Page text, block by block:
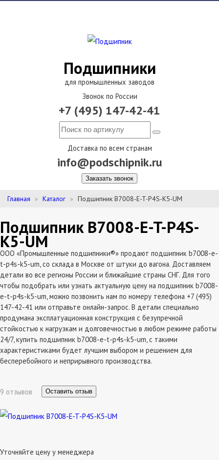
Подшипники
для промышленных заводов
Звонок по России
+7 (495) 147-42-41
Доставка по всем странам
info@podschipnik.ru
Заказать звонок
Главная Каталог Подшипник B7008-E-T-P4S-K5-UM
Подшипник B7008-E-T-P4S-
K5-UM
ООО «Промышленные подшипники®» продают подшипник b7008-e-
t-p4s-k5-um, со склада в Москве от штуки до вагона. Доставляем
детали во все регионы России и ближайшие страны СНГ. Для того
чтобы подобрать или узнать актуальную цену на подшипник b7008-
e-t-p4s-k5-um, можно позвонить нам по номеру телефона +7 (495)
147-42-41 или отправьте онлайн-запрос. В детали специально
продумана эксплатуационная конструкция с безупречной
стойкостью к нагрузкам и долговечностью в любом режиме работы
24/7, купить подшипник b7008-e-t-p4s-k5-um, с такими
характеристиками будет лучшим выбором и решением для
бесперебойного и неприрывного производства.
9 отзывов Оставить отзыв
Уточняйте цену у менеджера